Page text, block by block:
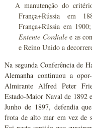
A manutenção do
França+Rússia em
França+Rússia em
Entente Cordialee as
e Reino Unido a
Na segunda Conferência de
Alemanha continuou a
Almirante Alfred Peter
Estado-Maior Naval de 1892
Junho de 1897, defendia
frota de alto mar em vez de